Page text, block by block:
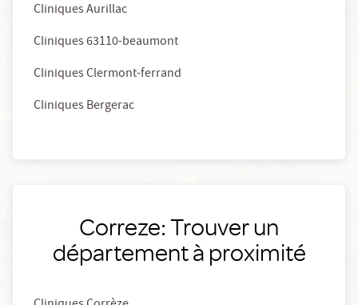
Cliniques Aurillac
Cliniques 63110-beaumont
Cliniques Clermont-ferrand
Cliniques Bergerac
Correze: Trouver un
département à proximité